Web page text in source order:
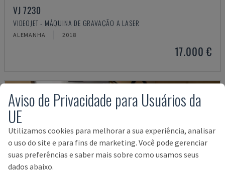
VJ 7230
VIDEOJET - MÁQUINA DE GRAVAÇÃO A LASER
ALEMANHA 2018
17.000 €
Aviso de Privacidade para Usuários da
UE
Utilizamos cookies para melhorar a sua experiência, analisar
o uso do site e para fins de marketing. Você pode gerenciar
suas preferências e saber mais sobre como usamos seus
dados abaixo.